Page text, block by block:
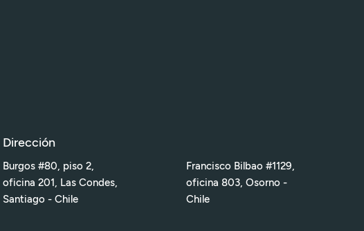
Dirección
Burgos #80, piso 2,
oficina 201, Las Condes,
Santiago - Chile
Francisco Bilbao #1129,
oficina 803, Osorno -
Chile